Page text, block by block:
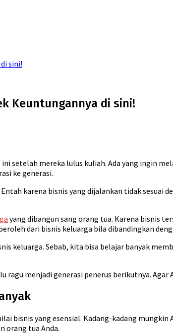
sini!
Keuntungannya di sini!
setelah mereka lulus kuliah. Ada yang ingin
ke generasi.
karena bisnis yang dijalankan tidak
yang dibangun sang orang tua. Karena bisnis
dari bisnis keluarga bila dibandingkan
keluarga. Sebab, kita bisa belajar banyak
menjadi generasi penerus berikutnya.
bisnis yang esensial. Kadang-kadang
orang tua Anda.